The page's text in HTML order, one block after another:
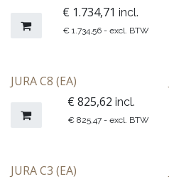
€ 1.734,71 incl.
€ 1.734,56- excl. BTW
JURA C8 (EA)
€ 825,62 incl.
€ 825,47- excl. BTW
JURA C3 (EA)